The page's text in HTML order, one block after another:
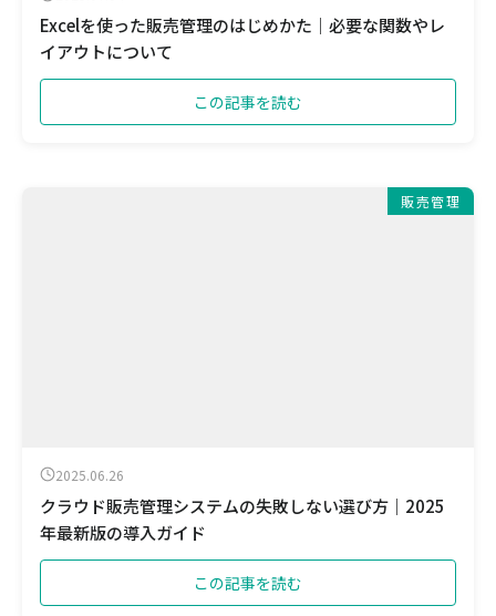
Excelを使った販売管理のはじめかた｜必要な関数やレ
イアウトについて
この記事を読む
販売管理
2025.06.26
クラウド販売管理システムの失敗しない選び方｜2025
年最新版の導入ガイド
この記事を読む